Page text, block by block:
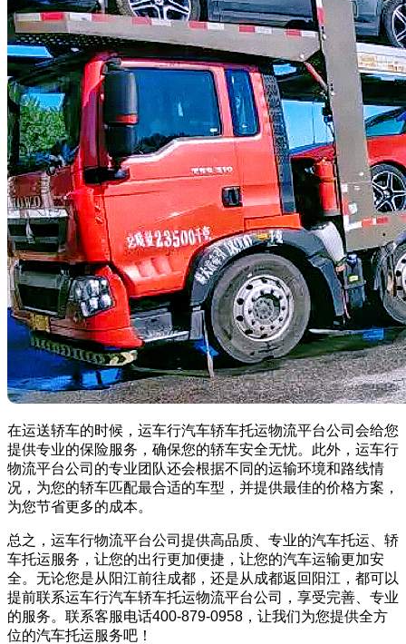
在运送轿车的时候，运车行汽车轿车托运物流平台公司会给您
提供专业的保险服务，确保您的轿车安全无忧。此外，运车行
物流平台公司的专业团队还会根据不同的运输环境和路线情
况，为您的轿车匹配最合适的车型，并提供最佳的价格方案，
为您节省更多的成本。
总之，运车行物流平台公司提供高品质、专业的汽车托运、轿
车托运服务，让您的出行更加便捷，让您的汽车运输更加安
全。无论您是从阳江前往成都，还是从成都返回阳江，都可以
提前联系运车行汽车轿车托运物流平台公司，享受完善、专业
的服务。联系客服电话400-879-0958，让我们为您提供全方
位的汽车托运服务吧！